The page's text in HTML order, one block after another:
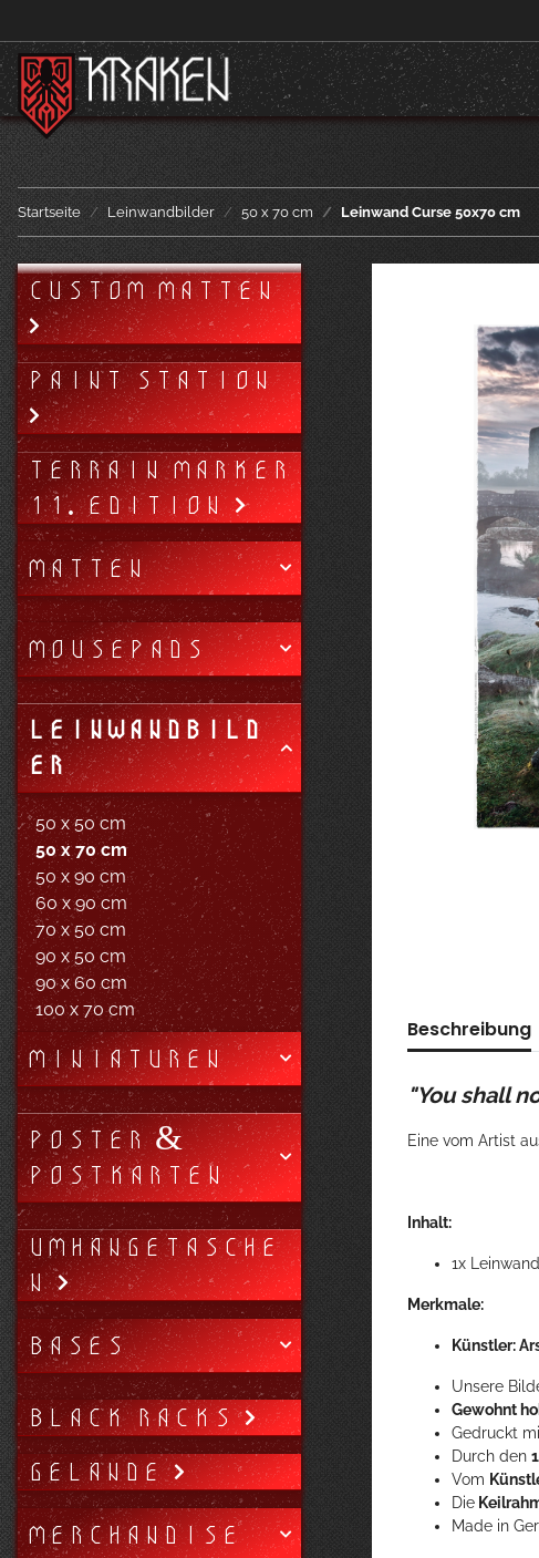
Startseite Leinwandbilder 50 x 70 cm Leinwand Curse 50x70 cm
Beschreibung
"You shall
Eine vom Artist
Inhalt:
1x
Merkmale:
Künstler:
Unsere
Gewohnt
Gedruckt
Durch den
Vom
Die
Made in
CUSTOM MATTEN
PAINT STATION
TERRAIN MARKER
11. EDITION
MATTEN
MOUSEPADS
LEINWANDBILD
ER
50 x 50 cm
50 x 70 cm
50 x 90 cm
60 x 90 cm
70 x 50 cm
90 x 50 cm
90 x 60 cm
100 x 70 cm
MINIATUREN
POSTER &
POSTKARTEN
UMHÄNGETASCHE
N
BASES
BLACK RACKS
GELÄNDE
MERCHANDISE